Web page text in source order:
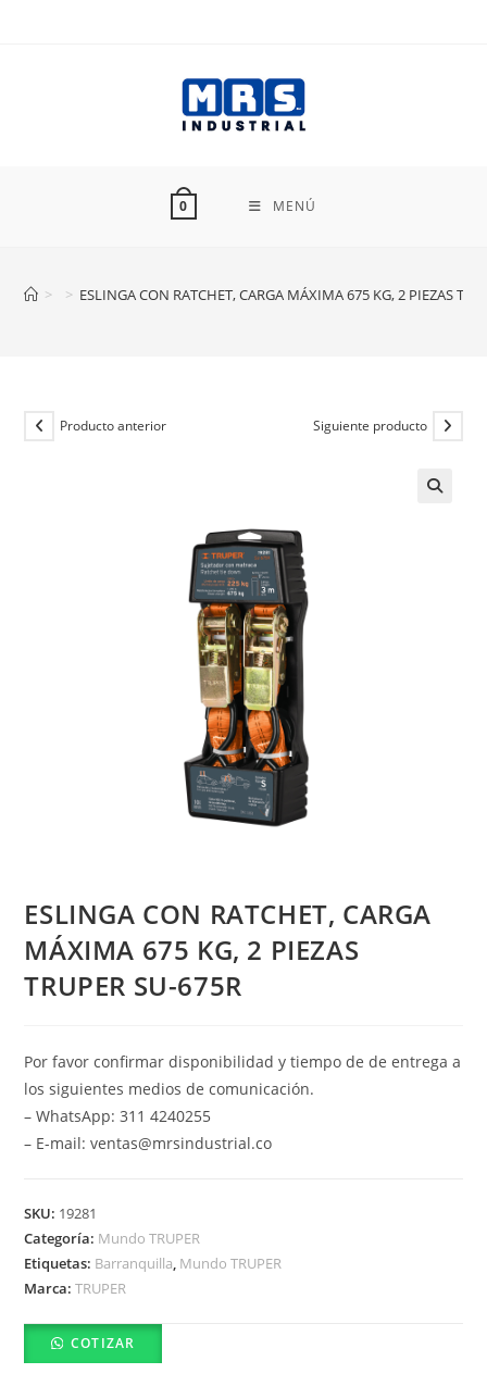
0 MENÚ
> > ESLINGA CON RATCHET, CARGA MÁXIMA 675 KG, 2 PIEZAS
Producto anterior Siguiente producto
ESLINGA CON RATCHET, CARGA
MÁXIMA 675 KG, 2 PIEZAS
TRUPER SU-675R
Por favor confirmar disponibilidad y tiempo de de entrega a
los siguientes medios de comunicación.
– WhatsApp: 311 4240255
– E-mail: ventas@mrsindustrial.co
SKU: 19281
Categoría: Mundo TRUPER
Etiquetas: Barranquilla, Mundo TRUPER
Marca:TRUPER
COTIZAR